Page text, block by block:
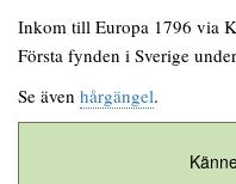
Inkom till Europa 1796 via
Första fynden i Sverige
Se även hårgängel.